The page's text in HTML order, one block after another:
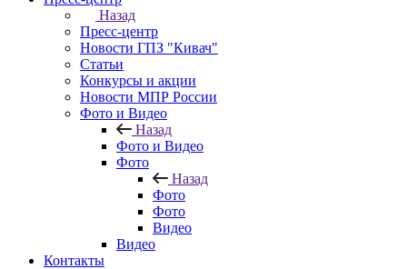
Назад
Пресс-центр
Новости ГПЗ "Кивач"
Статьи
Конкурсы и акции
Новости МПР России
Фото и Видео
Назад
Фото и Видео
Фото
Назад
Фото
Фото
Видео
Видео
Контакты